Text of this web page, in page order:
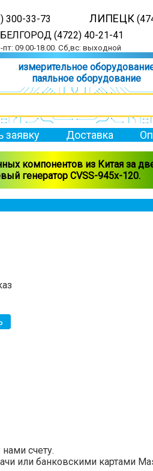
300-33-73 ЛИПЕЦК
БЕЛГОРОД (4722) 40-21-41
пт: 09.00-18.00. Сб,вс: выходной
измерительное
паяльное оборудование
заявку Доставка
компонентов из Китая за
генератор CVSS-945x-120.
счету.
или банковскими картами